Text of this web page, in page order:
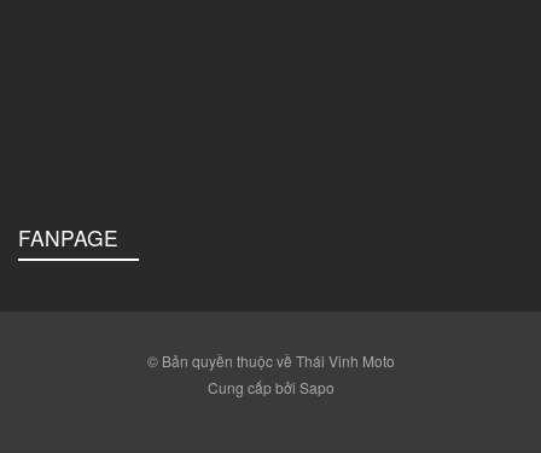
FANPAGE
© Bản quyền thuộc về Thái Vinh Moto
Cung cấp bởi Sapo